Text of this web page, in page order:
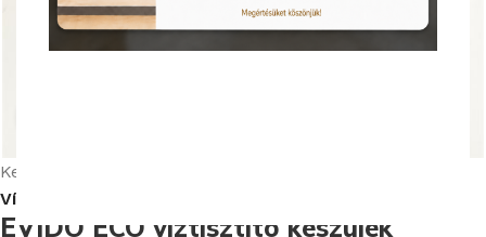
Kezdőlap
Vízszűrős konyhai csaptelepek
EVIDO ECO víztisztító készülék